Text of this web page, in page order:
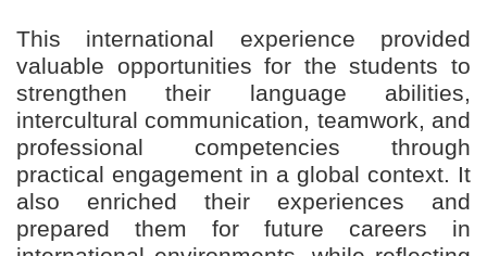
This international experience provided
valuable opportunities for the students to
strengthen their language abilities,
intercultural communication, teamwork, and
professional competencies through
practical engagement in a global context. It
also enriched their experiences and
prepared them for future careers in